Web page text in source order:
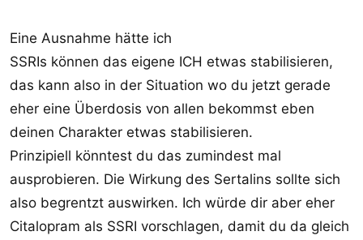
Eine Ausnahme hätte ich
SSRIs können das eigene ICH etwas stabilisieren,
das kann also in der Situation wo du jetzt gerade
eher eine Überdosis von allen bekommst eben
deinen Charakter etwas stabilisieren.
Prinzipiell könntest du das zumindest mal
ausprobieren. Die Wirkung des Sertalins sollte sich
also begrentzt auswirken. Ich würde dir aber eher
Citalopram als SSRI vorschlagen, damit du da gleich